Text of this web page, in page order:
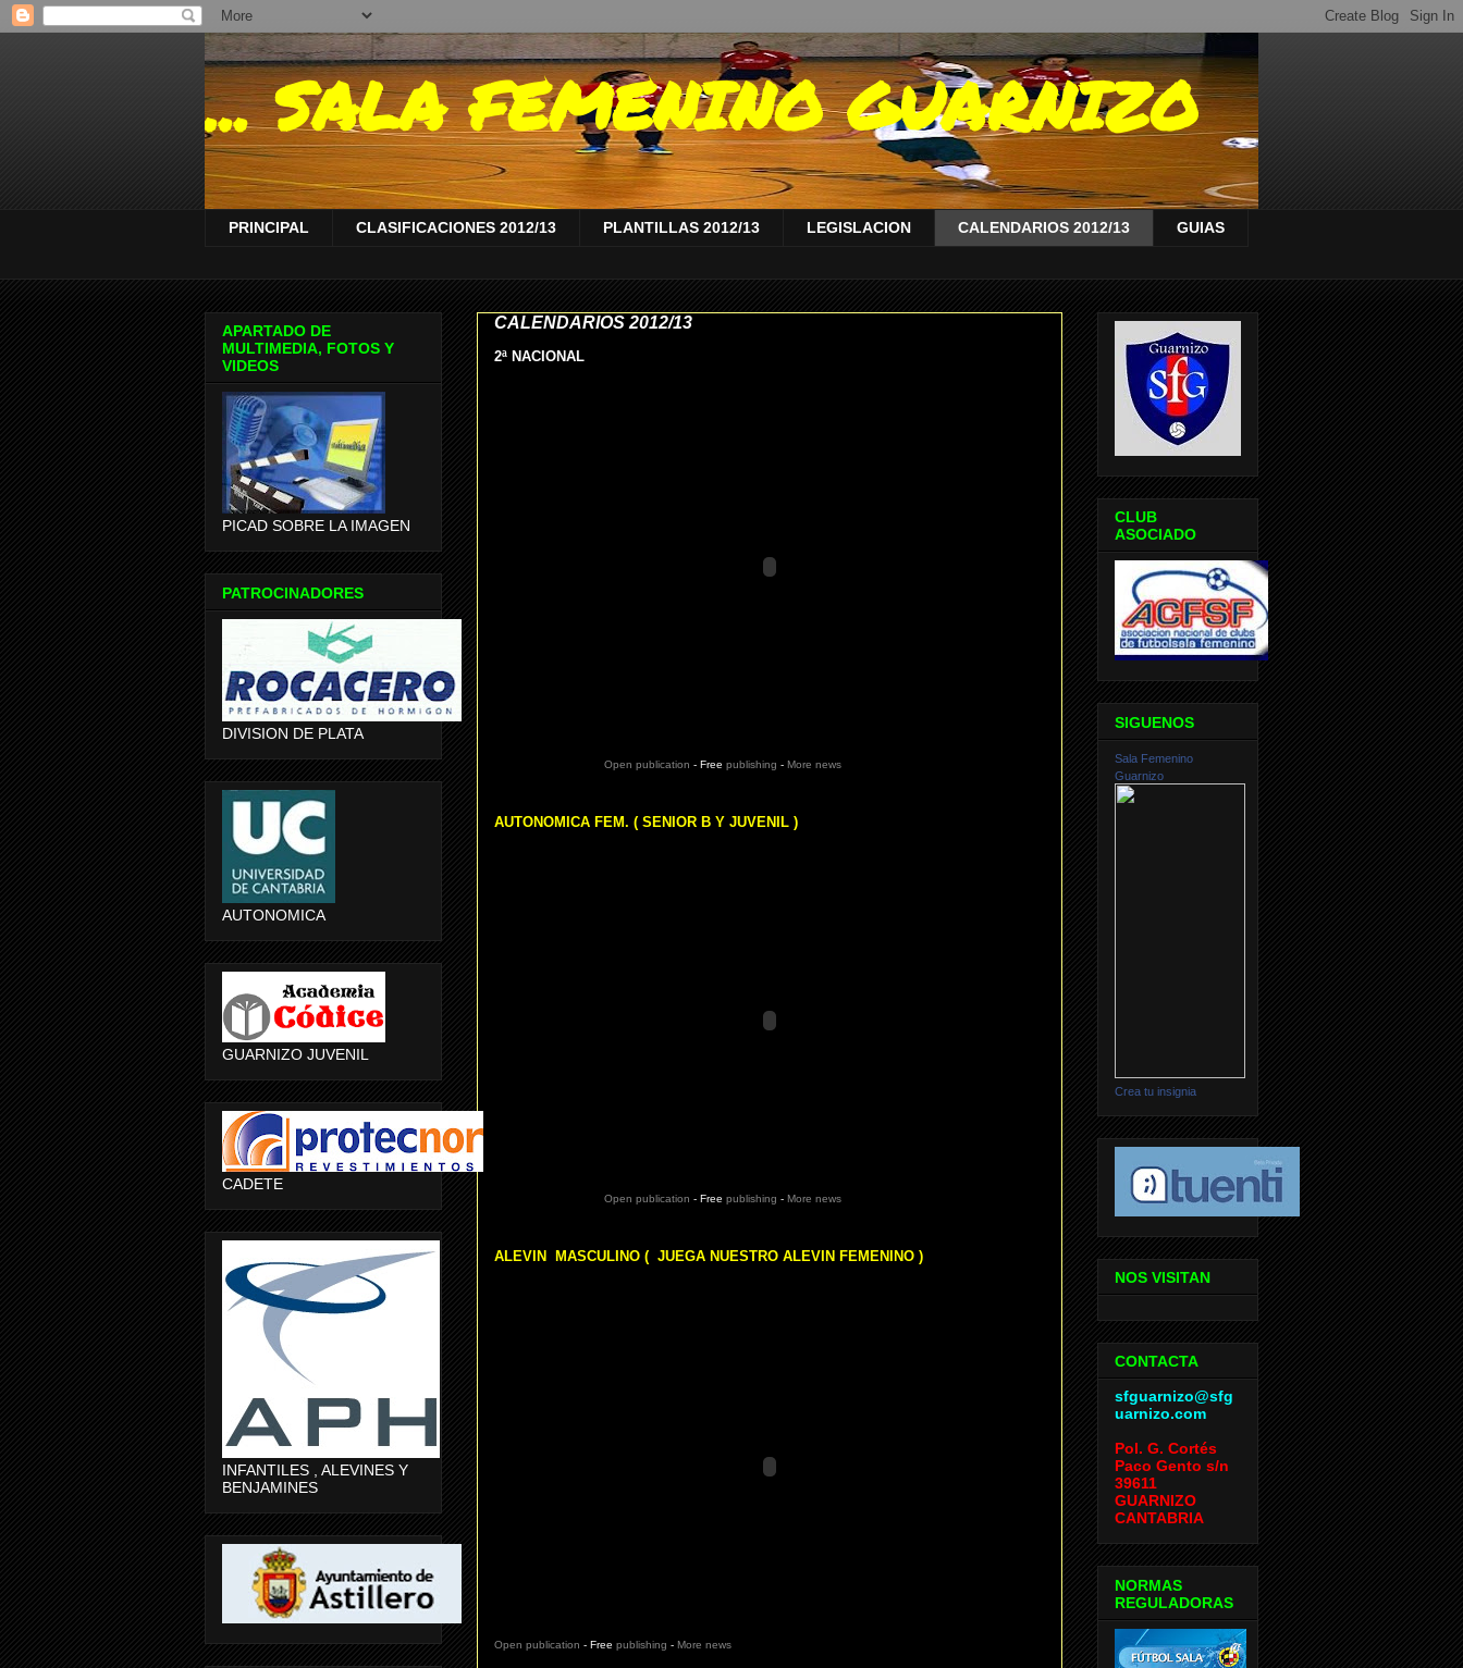
... SALA FEMENINO GUARNIZO
PRINCIPAL CLASIFICACIONES 2012/13 PLANTILLAS 2012/13 LEGISLACION CALENDARIOS 2012/13 GUIAS
CALENDARIOS 2012/13
2ª NACIONAL
Open publication - Free publishing - More news
AUTONOMICA FEM. ( SENIOR B Y JUVENIL )
Open publication - Free publishing - More news
ALEVIN MASCULINO ( JUEGA NUESTRO ALEVIN FEMENINO )
Open publication - Free publishing - More news
APARTADO DE
MULTIMEDIA, FOTOS Y
VIDEOS
PICAD SOBRE LA IMAGEN
PATROCINADORES
DIVISION DE PLATA
AUTONOMICA
GUARNIZO JUVENIL
CADETE
INFANTILES , ALEVINES Y
BENJAMINES
CLUB
ASOCIADO
SIGUENOS
Sala Femenino
Guarnizo
Crea tu insignia
NOS VISITAN
CONTACTA
sfguarnizo@sfg
uarnizo.com
Pol. G. Cortés
Paco Gento s/n
39611
GUARNIZO
CANTABRIA
NORMAS
REGULADORAS